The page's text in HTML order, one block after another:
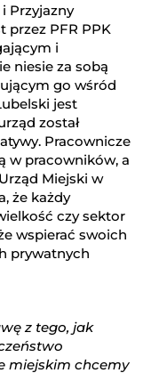
Przyjazny
przez PFR PPK
i
niesie za sobą
go wśród
jest
został
Pracownicze
w pracowników, a
Miejski w
że każdy
czy sektor
wspierać swoich
prywatnych
z tego, jak
miejskim chcemy